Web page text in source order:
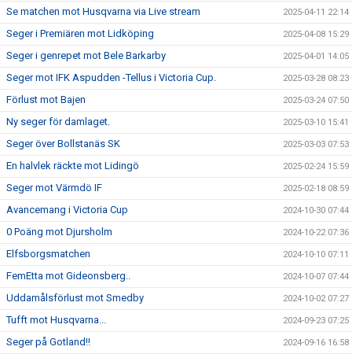
Se matchen mot Husqvarna via Live stream 2025-04-11 22:14
Seger i Premiären mot Lidköping 2025-04-08 15:29
Seger i genrepet mot Bele Barkarby 2025-04-01 14:05
Seger mot IFK Aspudden -Tellus i Victoria Cup. 2025-03-28 08:23
Förlust mot Bajen 2025-03-24 07:50
Ny seger för damlaget. 2025-03-10 15:41
Seger över Bollstanäs SK 2025-03-03 07:53
En halvlek räckte mot Lidingö 2025-02-24 15:59
Seger mot Värmdö IF 2025-02-18 08:59
Avancemang i Victoria Cup 2024-10-30 07:44
0 Poäng mot Djursholm 2024-10-22 07:36
Elfsborgsmatchen 2024-10-10 07:11
FemEtta mot Gideonsberg.. 2024-10-07 07:44
Uddamålsförlust mot Smedby 2024-10-02 07:27
Tufft mot Husqvarna... 2024-09-23 07:25
Seger på Gotland!! 2024-09-16 16:58